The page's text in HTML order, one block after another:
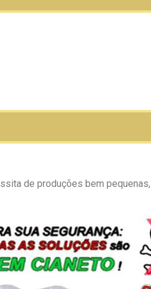
de produções bem